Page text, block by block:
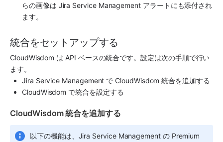
らの画像は Jira Service Management アラートにも添付され
ます。
統合をセットアップする
CloudWisdom は API ベースの統合です。設定は次の手順で行い
ます。
Jira Service Management で CloudWisdom 統合を追加する
CloudWisdom で統合を設定する
CloudWisdom 統合を追加する
以下の機能は、 Jira Service Management の Premium